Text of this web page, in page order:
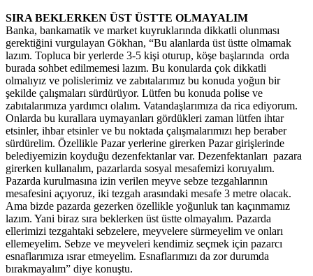
SIRA BEKLERKEN ÜST ÜSTTE OLMAYALIM
Banka, bankamatik ve market kuyruklarında dikkatli olunması
gerektiğini vurgulayan Gökhan, “Bu alanlarda üst üstte olmamak
lazım. Topluca bir yerlerde 3-5 kişi oturup, köşe başlarında orda
burada sohbet edilmemesi lazım. Bu konularda çok dikkatli
olmalıyız ve polislerimiz ve zabıtalarımız bu konuda yoğun bir
şekilde çalışmaları sürdürüyor. Lütfen bu konuda polise ve
zabıtalarımıza yardımcı olalım. Vatandaşlarımıza da rica ediyorum.
Onlarda bu kurallara uymayanları gördükleri zaman lütfen ihtar
etsinler, ihbar etsinler ve bu noktada çalışmalarımızı hep beraber
sürdürelim. Özellikle Pazar yerlerine girerken Pazar girişlerinde
belediyemizin koyduğu dezenfektanlar var. Dezenfektanları pazara
girerken kullanalım, pazarlarda sosyal mesafemizi koruyalım.
Pazarda kurulmasına izin verilen meyve sebze tezgahlarının
mesafesini açıyoruz, iki tezgah arasındaki mesafe 3 metre olacak.
Ama bizde pazarda gezerken özellikle yoğunluk tan kaçınmamız
lazım. Yani biraz sıra beklerken üst üstte olmayalım. Pazarda
ellerimizi tezgahtaki sebzelere, meyvelere sürmeyelim ve onları
ellemeyelim. Sebze ve meyveleri kendimiz seçmek için pazarcı
esnaflarımıza ısrar etmeyelim. Esnaflarımızı da zor durumda
bırakmayalım” diye konuştu.